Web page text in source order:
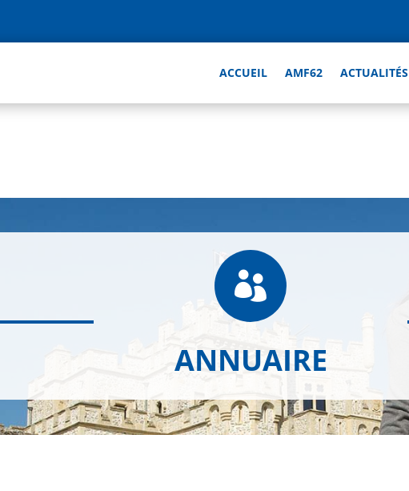
ACCUEIL AMF62 ACTUALITÉS

ANNUAIRE